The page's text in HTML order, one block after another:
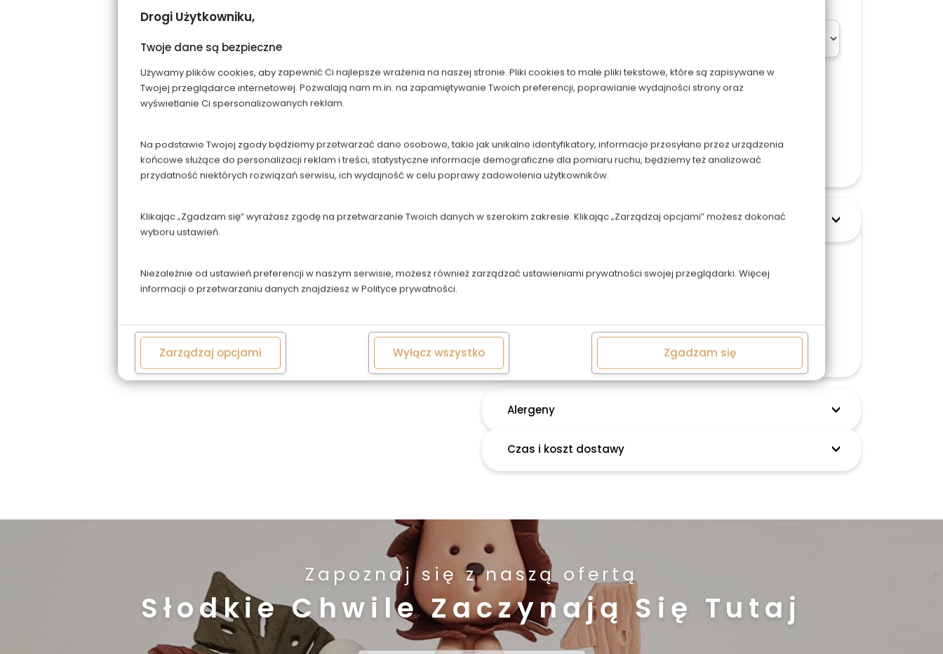
Drogi Użytkowniku,
Twoje dane są bezpieczne
Używamy plików cookies, aby zapewnić Ci najlepsze wrażenia na naszej stronie. Pliki cookies to małe pliki tekstowe, które są zapisywane w
Twojej przeglądarce internetowej. Pozwalają nam m.in. na zapamiętywanie Twoich preferencji, poprawianie wydajności strony oraz
wyświetlanie Ci spersonalizowanych reklam.
Na podstawie Twojej zgody będziemy przetwarzać dane osobowe, takie jak unikalne identyfikatory, informacje przesyłane przez urządzenia
końcowe służące do personalizacji reklam i treści, statystyczne informacje demograficzne dla pomiaru ruchu, będziemy też analizować
przydatność niektórych rozwiązań serwisu, ich wydajność w celu poprawy zadowolenia użytkowników.
Klikając „Zgadzam się” wyrażasz zgodę na przetwarzanie Twoich danych w szerokim zakresie. Klikając „Zarządzaj opcjami” możesz dokonać
wyboru ustawień.
Niezależnie od ustawień preferencji w naszym serwisie, możesz również zarządzać ustawieniami prywatności swojej przeglądarki. Więcej
informacji o przetwarzaniu danych znajdziesz wPolityce prywatności.
Zarządzaj opcjami Wyłącz wszystko Zgadzam się
Dodaj do koszyka
OPIS
Napis w cenie, trzeba go wpisac w uwagach.
Alergeny
Czas i koszt dostawy
Zapoznaj się z naszą ofertą
Słodkie Chwile Zaczynają Się Tutaj